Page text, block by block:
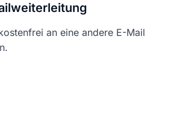
an eine andere E-Mail